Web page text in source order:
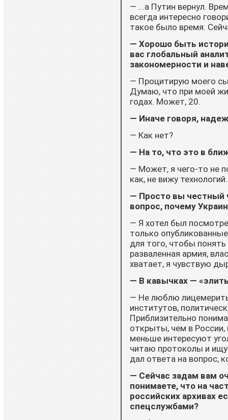
— ...а Путин вернул.
всегда интересно
такое было время.
— Хорошо быть
вас глобальный
закономерности и
— Процитирую моего
Думаю, что при моей
годах. Может, 20.
— Иначе говоря,
— Как нет?
— На то, что это в
— Может, я чего-то не
как, не вижу технологий.
— Просто вы честный
вопрос, почему
— Я хотел был
только
для того, чтобы
разваленная армия,
хватает, я чувствую
— В кавычках —
— Не люблю
институтов,
Приблизительно
открыты, чем в
меньше интересуют
читаю протоколы и
дал ответа на вопрос,
— Сейчас задам вам
понимаете, что на
российских архивах
спецслужбами?